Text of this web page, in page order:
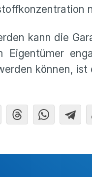
kann die
Eigentümer
können, ist